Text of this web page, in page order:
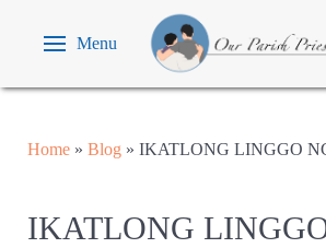
Menu
Home » Blog » IKATLONG LINGGO
IKATLONG